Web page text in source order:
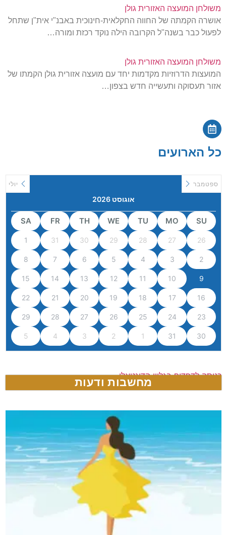
משולחן המועצה האזורית גולן
אושרה הקמתה של החווה החקלאית-חינוכית באבנ"י אית"ן שתחל
לפעול כבר בשנה"ל הקרובה הילה נוקד רכזת ומורה…
משולחן המועצה האזורית גולן
המועצות הדרוזיות מקדמות יחד עם מועצה אזורית גולן הקמתו של
אזור תעסוקה ותעשייה חדש בצפון…
כל הארועים
יולי
אוגוסט 2026
ספטמבר
SU
MO
TU
WE
TH
FR
SA
26
27
28
29
30
31
1
2
3
4
5
6
7
8
9
10
11
12
13
14
15
16
17
18
19
20
21
22
23
24
25
26
27
28
29
30
31
1
2
3
4
5
כניסה לדפדוף בגליון הדיגטאלי
מחשבות ודעות